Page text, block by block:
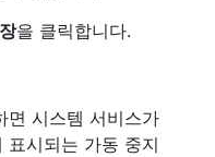
을 클릭합니다.
면 시스템 서비스가
표시되는 가동 중지